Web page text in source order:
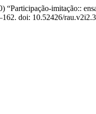
imitação::
doi: 10.52426/